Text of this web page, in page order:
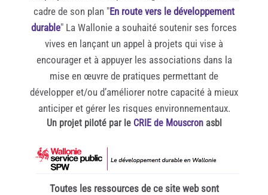
cadre de son plan "En route vers le développement
durable" La Wallonie a souhaité soutenir ses forces
vives en lançant un appel à projets qui vise à
encourager et à appuyer les associations dans la
mise en œuvre de pratiques permettant de
développer et/ou d’améliorer notre capacité à mieux
anticiper et gérer les risques environnementaux.
Un projet piloté par le CRIE de Mouscronasbl
Toutes les ressources de ce site web sont